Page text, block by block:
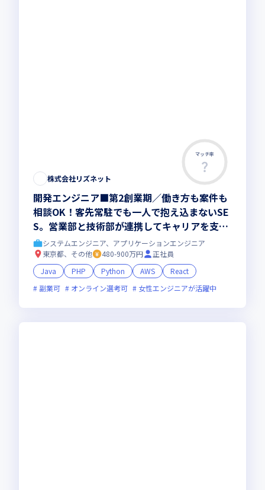
マッチ率
株式会社リズネット
開発エンジニア■第2創業期／働き方も案件も
相談OK！客先常駐でも一人で抱え込まないSE
S。営業部と技術部が連携してキャリアを支
え、希望に合う案件で上流工程へも挑戦。202
8年売上10億円を目指す会社づくりにも関われ
る開発エンジニア
システムエンジニア、アプリケーションエンジニア
東京都、その他
480-900万円
正社員
Java
PHP Python AWS
React
副業可
オンライン選考可 女性エンジニアが活躍中